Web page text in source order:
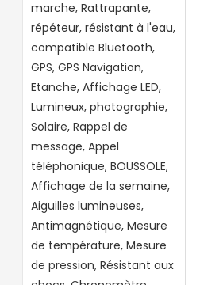
marche, Rattrapante,
répéteur, résistant à l'eau,
compatible Bluetooth,
GPS, GPS Navigation,
Etanche, Affichage LED,
Lumineux, photographie,
Solaire, Rappel de
message, Appel
téléphonique, BOUSSOLE,
Affichage de la semaine,
Aiguilles lumineuses,
Antimagnétique, Mesure
de température, Mesure
de pression, Résistant aux